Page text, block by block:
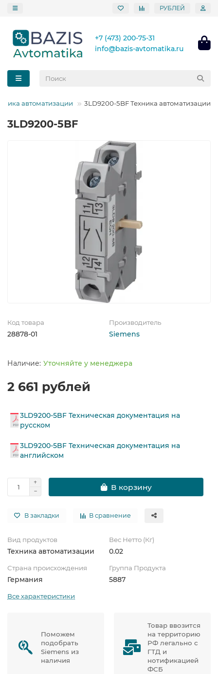
РУБЛЕЙ
+7 (473) 200-75-31
info@bazis-avtomatika.ru
автоматизации 3LD9200-5BF Техника автоматизации
3LD9200-5BF
Код товара
28878-01
Производитель
Siemens
Уточняйте у менеджера
2 661 рублей
3LD9200-5BF Техническая документация на
русском
3LD9200-5BF Техническая документация на
английском
В корзину
В закладки В сравнение
Вид продуктов
Техника автоматизации
Вес Нетто (Кг)
0.02
Страна происхождения
Германия
Группа Продукта
5887
Все характеристики
Поможем
подобрать
Siemens из
наличия
Товар ввозится
на территорию
РФ легально с
ГТД и
нотификацией
ФСБ